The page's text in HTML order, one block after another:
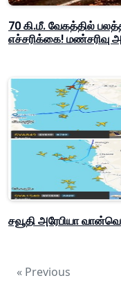
70 கி.மீ. வேகத்தில் பலத்த
எச்சரிக்கை! மண்சரிவு
சவூதி அரேபியா
« Previous